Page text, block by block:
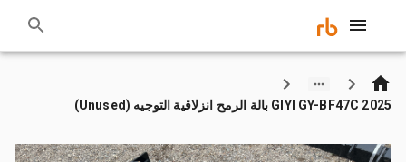
2025 GIYI GY-BF47C بالة الرمح انزلاقية التوجيه (Unused)